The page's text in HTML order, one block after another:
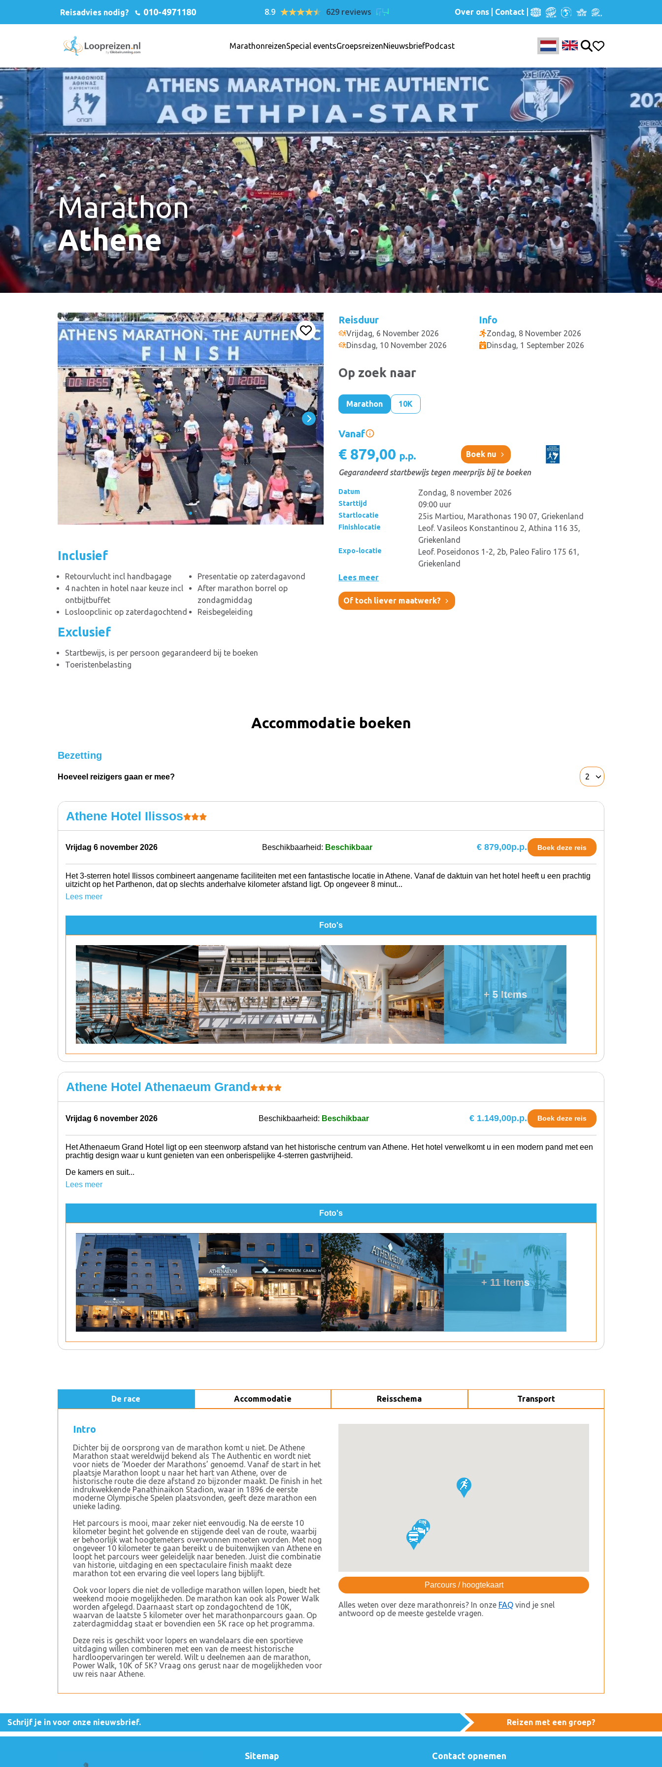
Reisadvies nodig? 010-4971180 8.9 629 reviews Over ons Contact
MarathonreizenSpecial eventsGroepsreizenNieuwsbriefPodcast
Marathon
Athene
Inclusief
Retourvlucht incl handbagage
4 nachten in hotel naar keuze incl
ontbijtbuffet
Losloopclinic op zaterdagochtend
Presentatie op zaterdagavond
After marathon borrel op
zondagmiddag
Reisbegeleiding
Exclusief
Startbewijs, is per persoon gegarandeerd bij te boeken
Toeristenbelasting
Reisduur
Vrijdag, 6 November 2026
Dinsdag, 10 November 2026
Info
Zondag, 8 November 2026
Dinsdag, 1 September 2026
Op zoek naar
Marathon 10K
Vanaf
€ 879,00 p.p. Boek nu
Gegarandeerd startbewijs tegen meerprijs bij te boeken
Datum Zondag, 8 november 2026
Starttijd 09:00 uur
Startlocatie 25is Martiou, Marathonas 190 07, Griekenland
Finishlocatie
Leof. Vasileos Konstantinou 2, Athina 116 35,
Griekenland
Expo-locatie
Leof. Poseidonos 1-2, 2b, Paleo Faliro 175 61,
Griekenland
Lees meer
Of toch liever maatwerk?
Accommodatie boeken
Bezetting
Hoeveel reizigers gaan er mee?
Athene Hotel Ilissos
vrijdag 6 november 2026 Beschikbaarheid: Beschikbaar € 879,00p.p. Boek deze reis
Het 3-sterren hotel Ilissos combineert aangename faciliteiten met een fantastische locatie in Athene. Vanaf de daktuin van het hotel heeft u een prachtig
uitzicht op het Parthenon, dat op slechts anderhalve kilometer afstand ligt. Op ongeveer 8 minut...
Lees meer
Foto's
+ 5 Items
Athene Hotel Athenaeum Grand
vrijdag 6 november 2026 Beschikbaarheid: Beschikbaar € 1.149,00p.p. Boek deze reis
Het Athenaeum Grand Hotel ligt op een steenworp afstand van het historische centrum van Athene. Het hotel verwelkomt u in een modern pand met een
prachtig design waar u kunt genieten van een onberispelijke 4-sterren gastvrijheid.
De kamers en suit...
Lees meer
Foto's
+ 11 Items
De race Accommodatie Reisschema Transport
Intro
Dichter bij de oorsprong van de marathon komt u niet. De Athene
Marathon staat wereldwijd bekend als The Authentic en wordt niet
voor niets de ‘Moeder der Marathons’ genoemd. Vanaf de start in het
plaatsje Marathon loopt u naar het hart van Athene, over de
historische route die deze afstand zo bijzonder maakt. De finish in het
indrukwekkende Panathinaikon Stadion, waar in 1896 de eerste
moderne Olympische Spelen plaatsvonden, geeft deze marathon een
unieke lading.
Het parcours is mooi, maar zeker niet eenvoudig. Na de eerste 10
kilometer begint het golvende en stijgende deel van de route, waarbij
er behoorlijk wat hoogtemeters overwonnen moeten worden. Met nog
ongeveer 10 kilometer te gaan bereikt u de buitenwijken van Athene en
loopt het parcours weer geleidelijk naar beneden. Juist die combinatie
van historie, uitdaging en een spectaculaire finish maakt deze
marathon tot een ervaring die veel lopers lang bijblijft.
Ook voor lopers die niet de volledige marathon willen lopen, biedt het
weekend mooie mogelijkheden. De marathon kan ook als Power Walk
worden afgelegd. Daarnaast start op zondagochtend de 10K,
waarvan de laatste 5 kilometer over het marathonparcours gaan. Op
zaterdagmiddag staat er bovendien een 5K race op het programma.
Deze reis is geschikt voor lopers en wandelaars die een sportieve
uitdaging willen combineren met een van de meest historische
hardloopervaringen ter wereld. Wilt u deelnemen aan de marathon,
Power Walk, 10K of 5K? Vraag ons gerust naar de mogelijkheden voor
uw reis naar Athene.
Parcours / hoogtekaart
Alles weten over deze marathonreis? In onze FAQ vind je snel
antwoord op de meeste gestelde vragen.
Schrijf je in voor onze nieuwsbrief. Reizen met een groep?
Sitemap Contact opnemen